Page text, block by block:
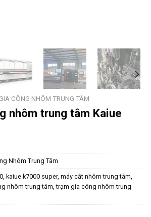
CÔNG NHÔM TRUNG TÂM
nhôm trung tâm Kaiue
Nhôm Trung Tâm
, kaiue k7000 super, máy cắt nhôm trung tâm,
nhôm trung tâm,trạm gia công nhôm trung